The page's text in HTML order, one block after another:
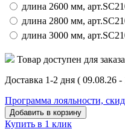
длина 2600 мм, арт.
длина 2800 мм, арт.
длина 3000 мм, арт.
Товар доступен для заказа
Доставка 1-2 дня ( 09.08.26 -
Программа лояльности,
Добавить в корзину
Купить в 1 клик